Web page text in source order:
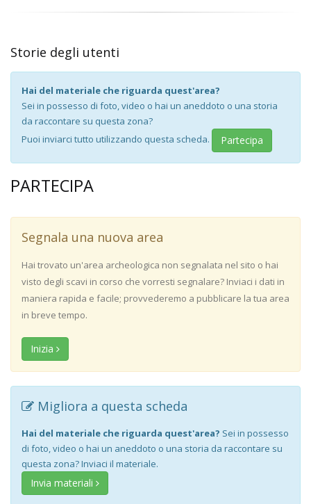
Storie degli utenti
Hai del materiale che riguarda quest'area?
Sei in possesso di foto, video o hai un aneddoto o una storia
da raccontare su questa zona?
Puoi inviarci tutto utilizzando questa scheda.
Partecipa
PARTECIPA
Segnala una nuova area
Hai trovato un'area archeologica non segnalata nel sito o hai
visto degli scavi in corso che vorresti segnalare? Inviaci i dati in
maniera rapida e facile; provvederemo a pubblicare la tua area
in breve tempo.
Inizia
Migliora a questa scheda
Hai del materiale che riguarda quest'area? Sei in possesso
di foto, video o hai un aneddoto o una storia da raccontare su
questa zona? Inviaci il materiale.
Invia materiali